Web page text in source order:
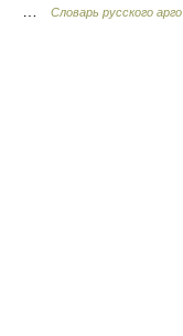
Словарь русского арго